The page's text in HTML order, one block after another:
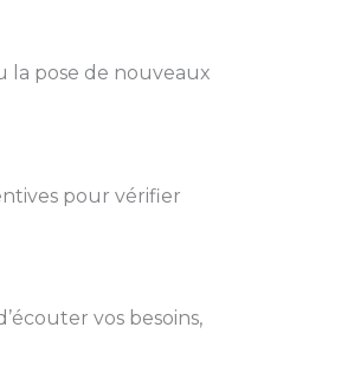
la pose de nouveaux
pour vérifier
vos besoins,